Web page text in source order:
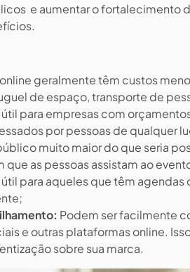
e aumentar o fortalecimento
geralmente têm custos
de espaço, transporte de
para empresas com
por pessoas de qualquer
muito maior do que seria
que as pessoas assistam ao
para aqueles que têm agendas
Podem ser facilmente
e outras plataformas online.
sobre sua marca.